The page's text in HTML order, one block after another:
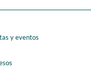
y eventos